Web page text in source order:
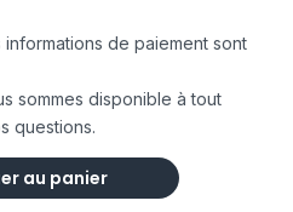
informations de paiement sont
sommes disponible à tout
questions.
au panier